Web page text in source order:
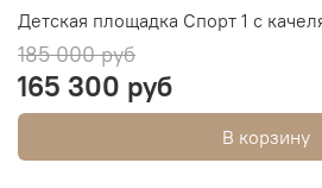
Детская площадка Спорт 1 с
185 000 руб
165 300 руб
В корзину